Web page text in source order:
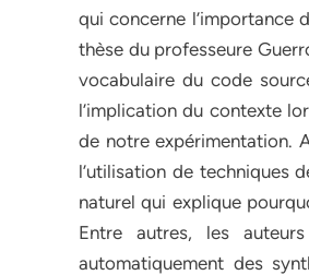
qui concerne l’importance
thèse du professeure
vocabulaire du code
l’implication du contexte
de notre expérimentation.
l’utilisation de techniques
naturel qui explique
Entre autres, les
automatiquement des